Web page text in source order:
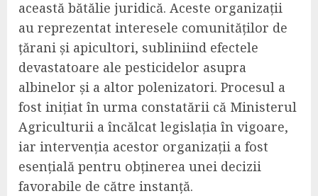
această bătălie juridică. Aceste organizații
au reprezentat interesele comunităților de
țărani și apicultori, subliniind efectele
devastatoare ale pesticidelor asupra
albinelor și a altor polenizatori. Procesul a
fost inițiat în urma constatării că Ministerul
Agriculturii a încălcat legislația în vigoare,
iar intervenția acestor organizații a fost
esențială pentru obținerea unei decizii
favorabile de către instanță.